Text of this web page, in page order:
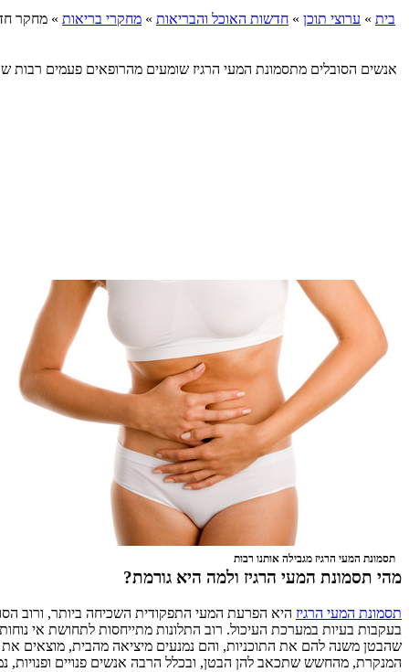
בית » ערוצי תוכן » חדשות האוכל והבריאות » מחקרי בריאות » מחקר
אנשים הסובלים מתסמונת המעי הרגיז שומעים מהרופאים פעמים
תסמונת המעי הרגיז מגבילה אותנו רבות
מהי תסמונת המעי הרגיז ולמה היא גורמת?
תסמונת המעי הרגיז היא הפרעת המעי התפקודית השכיחה ביותר, ורוב
בעקבות בעיות במערכת העיכול. רוב התלונות מתייחסות לתחושת אי
שהבטן משנה להם את התוכניות, והם נמנעים מיציאה מהבית, מוצאים
המנקרת, מהחשש שתכאב להן הבטן, ובכלל הרבה אנשים פנויים ופנויות,